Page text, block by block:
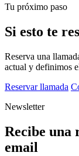
actuar desde la
Tu próximo paso
Si esto te
Reserva una
actual y definimos
Reservar llamada
Newsletter
Recibe una
email